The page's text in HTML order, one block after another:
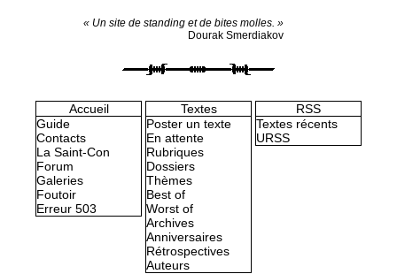
« Un site de standing et de bites molles. »
Dourak Smerdiakov
Accueil
Guide
Contacts
La Saint-Con
Forum
Galeries
Foutoir
Erreur 503
Textes
Poster un texte
En attente
Rubriques
Dossiers
Thèmes
Best of
Worst of
Archives
Anniversaires
Rétrospectives
Auteurs
RSS
Textes récents
URSS